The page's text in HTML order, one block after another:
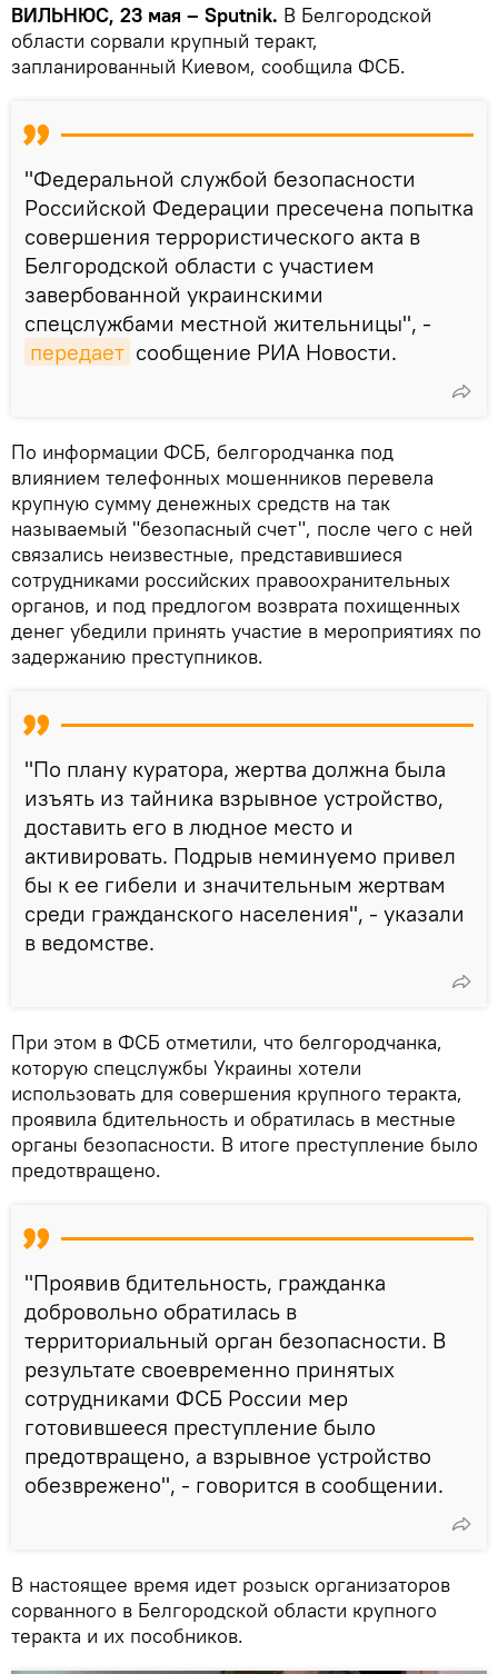
ВИЛЬНЮС, 23 мая – Sputnik. В Белгородской
области сорвали крупный теракт,
запланированный Киевом, сообщила ФСБ.
"Федеральной службой безопасности
Российской Федерации пресечена попытка
совершения террористического акта в
Белгородской области с участием
завербованной украинскими
спецслужбами местной жительницы", -
передает сообщение РИА Новости.
По информации ФСБ, белгородчанка под
влиянием телефонных мошенников перевела
крупную сумму денежных средств на так
называемый "безопасный счет", после чего с ней
связались неизвестные, представившиеся
сотрудниками российских правоохранительных
органов, и под предлогом возврата похищенных
денег убедили принять участие в мероприятиях по
задержанию преступников.
"По плану куратора, жертва должна была
изъять из тайника взрывное устройство,
доставить его в людное место и
активировать. Подрыв неминуемо привел
бы к ее гибели и значительным жертвам
среди гражданского населения", - указали
в ведомстве.
При этом в ФСБ отметили, что белгородчанка,
которую спецслужбы Украины хотели
использовать для совершения крупного теракта,
проявила бдительность и обратилась в местные
органы безопасности. В итоге преступление было
предотвращено.
"Проявив бдительность, гражданка
добровольно обратилась в
территориальный орган безопасности. В
результате своевременно принятых
сотрудниками ФСБ России мер
готовившееся преступление было
предотвращено, а взрывное устройство
обезврежено", - говорится в сообщении.
В настоящее время идет розыск организаторов
сорванного в Белгородской области крупного
теракта и их пособников.